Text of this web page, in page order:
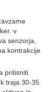
v
senzorja,
kontrakcije
pritisniti
traja 30-35